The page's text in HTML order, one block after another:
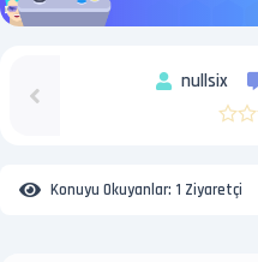
nullsix
Konuyu Okuyanlar: 1 Ziyaretçi